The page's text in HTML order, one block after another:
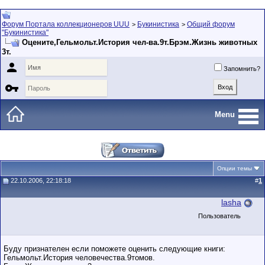
Форум Портала коллекционеров UUU > Букинистика > Общий форум
"Букинистика"
Оцените,Гельмольт.История чел-ва.9т.Брэм.Жизнь животных
3т.
 Запомнить?

Menu
Опции темы
22.10.2006, 22:18:18 #1
lasha
Пользователь
Буду признателен если поможете оценить следующие книги:
Гельмольт.История человечества.9томов.